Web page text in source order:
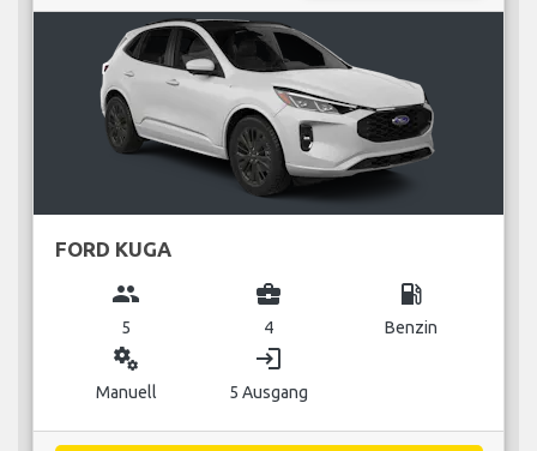
FORD KUGA
group
5
business_center
4
local_gas_station
Benzin
miscellaneous_services
Manuell
login
5 Ausgang